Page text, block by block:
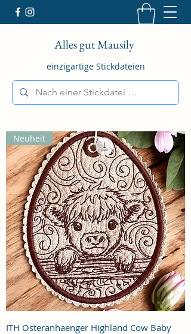
Alles gut Mausily
einzigartige Stickdateien
Neuheit
ITH Osteranhaenger Highland Cow Baby